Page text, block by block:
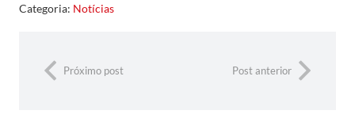
Categoria: Notícias
Próximo post Post anterior